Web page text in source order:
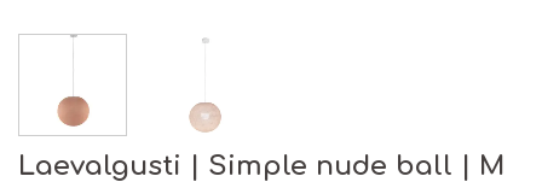
Laevalgusti | Simple nude ball | M